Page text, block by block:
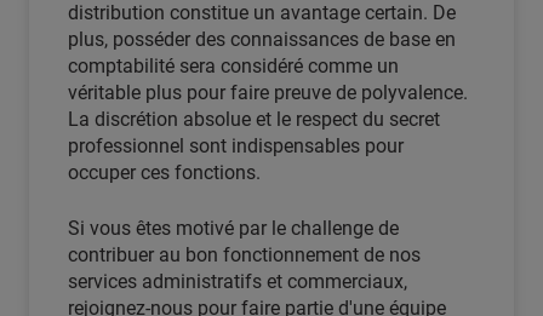
distribution constitue un avantage certain. De
plus, posséder des connaissances de base en
comptabilité sera considéré comme un
véritable plus pour faire preuve de polyvalence.
La discrétion absolue et le respect du secret
professionnel sont indispensables pour
occuper ces fonctions.
Si vous êtes motivé par le challenge de
contribuer au bon fonctionnement de nos
services administratifs et commerciaux,
rejoignez-nous pour faire partie d'une équipe